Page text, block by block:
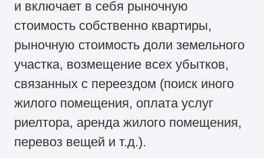
и включает в себя рыночную
стоимость собственно квартиры,
рыночную стоимость доли земельного
участка, возмещение всех убытков,
связанных с переездом (поиск иного
жилого помещения, оплата услуг
риелтора, аренда жилого помещения,
перевоз вещей и т.д.).